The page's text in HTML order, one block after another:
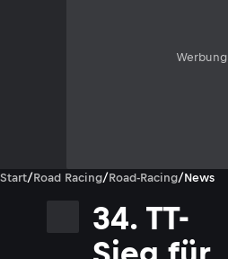
Werbung
Start/Road Racing/Road-Racing/News
34. TT-